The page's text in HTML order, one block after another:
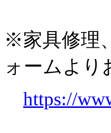
※家具修理
ォームより
https://